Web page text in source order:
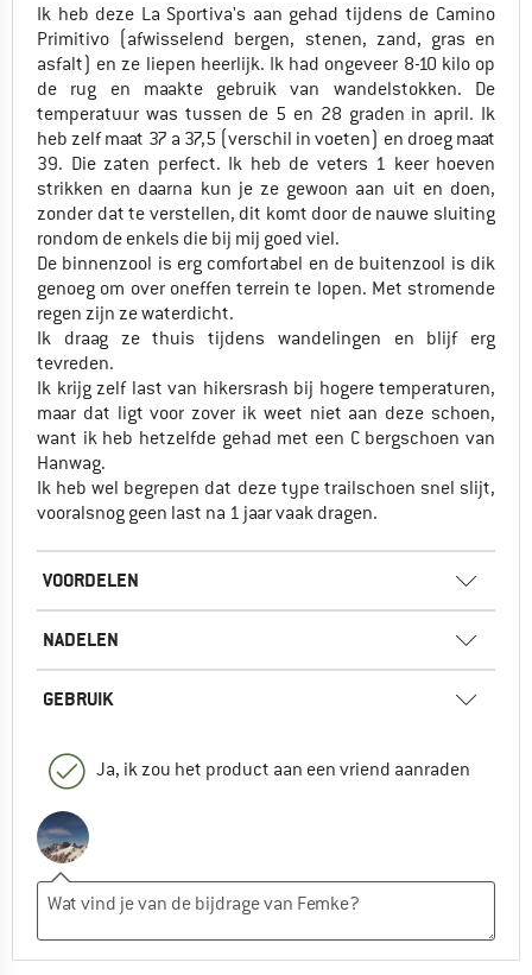
Ik heb deze La Sportiva's aan gehad tijdens de Camino
Primitivo (afwisselend bergen, stenen, zand, gras en
asfalt) en ze liepen heerlijk. Ik had ongeveer 8-10 kilo op
de rug en maakte gebruik van wandelstokken. De
temperatuur was tussen de 5 en 28 graden in april. Ik
heb zelf maat 37 a 37,5 (verschil in voeten) en droeg maat
39. Die zaten perfect. Ik heb de veters 1 keer hoeven
strikken en daarna kun je ze gewoon aan uit en doen,
zonder dat te verstellen, dit komt door de nauwe sluiting
rondom de enkels die bij mij goed viel.
De binnenzool is erg comfortabel en de buitenzool is dik
genoeg om over oneffen terrein te lopen. Met stromende
regen zijn ze waterdicht.
Ik draag ze thuis tijdens wandelingen en blijf erg
tevreden.
Ik krijg zelf last van hikersrash bij hogere temperaturen,
maar dat ligt voor zover ik weet niet aan deze schoen,
want ik heb hetzelfde gehad met een C bergschoen van
Hanwag.
Ik heb wel begrepen dat deze type trailschoen snel slijt,
vooralsnog geen last na 1 jaar vaak dragen.
VOORDELEN
NADELEN
GEBRUIK
Ja, ik zou het product aan een vriend aanraden